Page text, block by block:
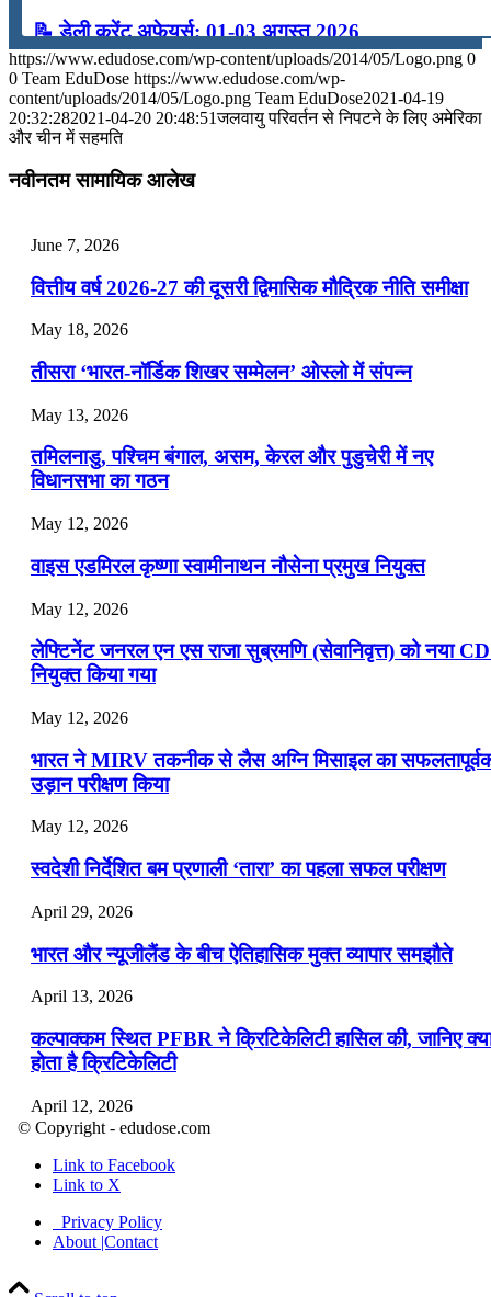
📝 डेली करेंट अफेयर्स: 01-03 अगस्त 2026
July 31, 2026
📝 डेली करेंट अफेयर्स: 28-31 जुलाई 2026
July 25, 2026
📝 डेली करेंट अफेयर्स: 22-24 जुलाई 2026
July 22, 2026
📝 डेली करेंट अफेयर्स: 19-21 जुलाई 2026
July 19, 2026
📝 डेली करेंट अफेयर्स: 16-18 जुलाई 2026
https://www.edudose.com/wp-content/uploads/2014/05/Logo.png 0
0 Team EduDose https://www.edudose.com/wp-
content/uploads/2014/05/Logo.png Team EduDose2021-04-19
20:32:282021-04-20 20:48:51जलवायु परिवर्तन से निपटने के लिए अमेरिका
और चीन में सहमति
नवीनतम सामायिक आलेख
June 7, 2026
वित्तीय वर्ष 2026-27 की दूसरी द्विमासिक मौद्रिक नीति समीक्षा
May 18, 2026
तीसरा ‘भारत-नॉर्डिक शिखर सम्मेलन’ ओस्लो में संपन्न
May 13, 2026
तमिलनाडु, पश्चिम बंगाल, असम, केरल और पुडुचेरी में नए
विधानसभा का गठन
May 12, 2026
वाइस एडमिरल कृष्णा स्वामीनाथन नौसेना प्रमुख नियुक्त
May 12, 2026
लेफ्टिनेंट जनरल एन एस राजा सुब्रमणि (सेवानिवृत्त) को नया
नियुक्त किया गया
May 12, 2026
भारत ने MIRV तकनीक से लैस अग्नि मिसाइल का
उड़ान परीक्षण किया
May 12, 2026
स्वदेशी निर्देशित बम प्रणाली ‘तारा’ का पहला सफल परीक्षण
April 29, 2026
भारत और न्यूजीलैंड के बीच ऐतिहासिक मुक्त व्यापार समझौते
April 13, 2026
कल्पाक्कम स्थित PFBR ने क्रिटिकेलिटी हासिल की, जानिए
होता है क्रिटिकेलिटी
April 12, 2026
April 9, 2026
नासा का आर्टेमिस-2 मिशन: मनुष्य एक बार फिर से चंद्रमा के
पहुंचा
© Copyright - edudose.com
Link to Facebook
Link to X
Privacy Policy
About |Contact